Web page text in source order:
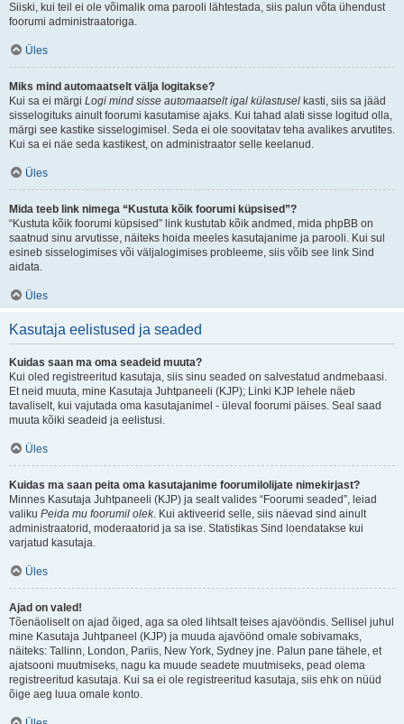
Siiski, kui teil ei ole võimalik oma parooli lähtestada, siis palun võta ühendust
foorumi administraatoriga.
Üles
Miks mind automaatselt välja logitakse?
Kui sa ei märgi Logi mind sisse automaatselt igal külastusel kasti, siis sa jääd
sisselogituks ainult foorumi kasutamise ajaks. Kui tahad alati sisse logitud olla,
märgi see kastike sisselogimisel. Seda ei ole soovitatav teha avalikes arvutites.
Kui sa ei näe seda kastikest, on administraator selle keelanud.
Üles
Mida teeb link nimega “Kustuta kõik foorumi küpsised”?
“Kustuta kõik foorumi küpsised” link kustutab kõik andmed, mida phpBB on
saatnud sinu arvutisse, näiteks hoida meeles kasutajanime ja parooli. Kui sul
esineb sisselogimises või väljalogimises probleeme, siis võib see link Sind
aidata.
Üles
Kasutaja eelistused ja seaded
Kuidas saan ma oma seadeid muuta?
Kui oled registreeritud kasutaja, siis sinu seaded on salvestatud andmebaasi.
Et neid muuta, mine Kasutaja Juhtpaneeli (KJP); Linki KJP lehele näeb
tavaliselt, kui vajutada oma kasutajanimel - üleval foorumi päises. Seal saad
muuta kõiki seadeid ja eelistusi.
Üles
Kuidas ma saan peita oma kasutajanime foorumilolijate nimekirjast?
Minnes Kasutaja Juhtpaneeli (KJP) ja sealt valides “Foorumi seaded”, leiad
valiku Peida mu foorumil olek. Kui aktiveerid selle, siis näevad sind ainult
administraatorid, moderaatorid ja sa ise. Statistikas Sind loendatakse kui
varjatud kasutaja.
Üles
Ajad on valed!
Tõenäoliselt on ajad õiged, aga sa oled lihtsalt teises ajavööndis. Sellisel juhul
mine Kasutaja Juhtpaneel (KJP) ja muuda ajavöönd omale sobivamaks,
näiteks: Tallinn, London, Pariis, New York, Sydney jne. Palun pane tähele, et
ajatsooni muutmiseks, nagu ka muude seadete muutmiseks, pead olema
registreeritud kasutaja. Kui sa ei ole registreeritud kasutaja, siis ehk on nüüd
õige aeg luua omale konto.